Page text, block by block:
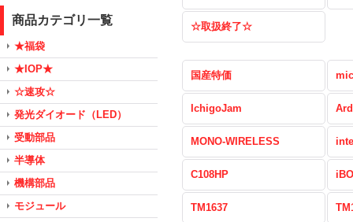
商品カテゴリ一覧
★福袋
★IOP★
☆速攻☆
発光ダイオード（LED）
受動部品
半導体
機構部品
モジュール
☆取扱終了☆
国産特価
IchigoJam
MONO-WIRELESS
C108HP
TM1637